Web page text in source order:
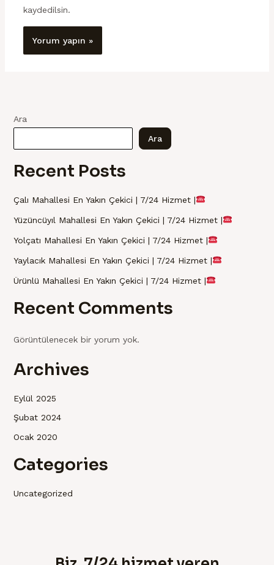
kaydedilsin.
Ara
Ara
Recent Posts
Çalı Mahallesi En Yakın Çekici | 7/24 Hizmet |
Yüzüncüyıl Mahallesi En Yakın Çekici | 7/24 Hizmet |
Yolçatı Mahallesi En Yakın Çekici | 7/24 Hizmet |
Yaylacık Mahallesi En Yakın Çekici | 7/24 Hizmet |
Ürünlü Mahallesi En Yakın Çekici | 7/24 Hizmet |
Recent Comments
Görüntülenecek bir yorum yok.
Archives
Eylül 2025
Şubat 2024
Ocak 2020
Categories
Uncategorized